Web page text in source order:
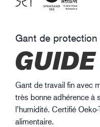
Gant de protection
GUIDE
Gant de travail fin avec
très bonne adhérence à
l’humidité. Certifié
alimentaire.